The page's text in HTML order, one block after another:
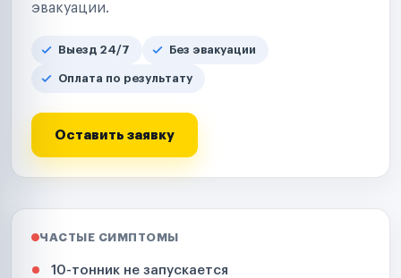
эвакуации.
Выезд 24/7 Без эвакуации
Оплата по результату
Оставить заявку
ЧАСТЫЕ СИМПТОМЫ
10-тонник не запускается